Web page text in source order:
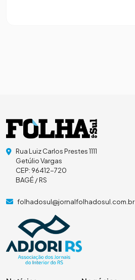
Rua Luiz Carlos Prestes 1111
Getúlio Vargas
CEP: 96412-720
BAGÉ / RS
folhadosul@jornalfolhadosul.com.br